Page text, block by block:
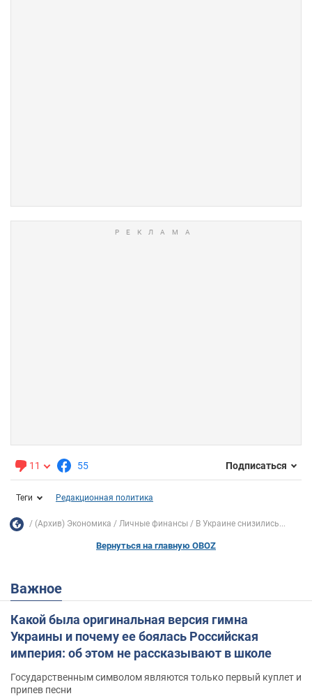
11 55 Подписаться
Теги Редакционная политика
(Архив) Экономика Личные финансы В Украине снизились...
Вернуться на главную OBOZ
Важное
Какой была оригинальная версия гимна
Украины и почему ее боялась Российская
империя: об этом не рассказывают в школе
Государственным символом являются только первый куплет и
припев песни